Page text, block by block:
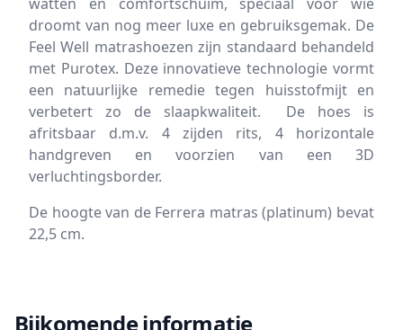
watten en comfortschuim, speciaal voor wie
droomt van nog meer luxe en gebruiksgemak. De
Feel Well matrashoezen zijn standaard behandeld
met Purotex. Deze innovatieve technologie vormt
een natuurlijke remedie tegen huisstofmijt en
verbetert zo de slaapkwaliteit. De hoes is
afritsbaar d.m.v. 4 zijden rits, 4 horizontale
handgreven en voorzien van een 3D
verluchtingsborder.
De hoogte van de Ferrera matras (platinum) bevat
22,5 cm.
Bijkomende informatie